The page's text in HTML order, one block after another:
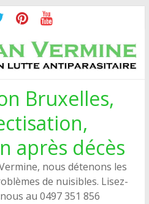
Bruxelles,
après décès
nous détenons les
de nuisibles. Lisez-
au 0497 351 856